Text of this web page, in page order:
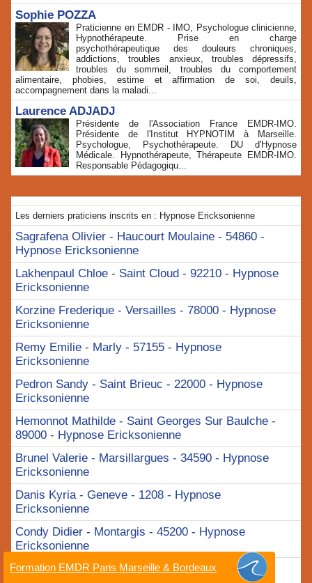
Sophie POZZA
Praticienne en EMDR - IMO, Psychologue clinicienne,
Hypnothérapeute. Prise en charge
psychothérapeutique des douleurs chroniques,
addictions, troubles anxieux, troubles dépressifs,
troubles du sommeil, troubles du comportement
alimentaire, phobies, estime et affirmation de soi, deuils,
accompagnement dans la maladi...
Laurence ADJADJ
Présidente de l'Association France EMDR-IMO.
Présidente de l'Institut HYPNOTIM à Marseille.
Psychologue, Psychothérapeute. DU d'Hypnose
Médicale. Hypnothérapeute, Thérapeute EMDR-IMO.
Responsable Pédagogiqu...
Les derniers praticiens inscrits en : Hypnose Ericksonienne
Sagrafena Olivier - Haucourt Moulaine - 54860 -
Hypnose Ericksonienne
Lakhenpaul Chloe - Saint Cloud - 92210 - Hypnose
Ericksonienne
Korzine Frederique - Versailles - 78000 - Hypnose
Ericksonienne
Remy Emilie - Marly - 57155 - Hypnose
Ericksonienne
Pedron Sandy - Saint Brieuc - 22000 - Hypnose
Ericksonienne
Hemonnot Mathilde - Saint Georges Sur Baulche -
89000 - Hypnose Ericksonienne
Brunel Valerie - Marsillargues - 34590 - Hypnose
Ericksonienne
Danis Kyria - Geneve - 1208 - Hypnose
Ericksonienne
Condy Didier - Montargis - 45200 - Hypnose
Ericksonienne
Teboul Hanna - Paris - 75011 - Hypnose
Formation EMDR Paris Marseille & Bordeaux